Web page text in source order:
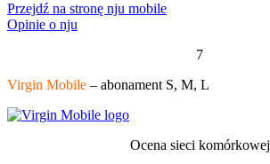
Przejdź na stronę nju mobile
Opinie o nju
7
Virgin Mobile – abonament S, M, L
Ocena sieci komórkowej